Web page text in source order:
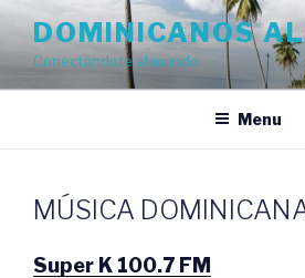
Skip
content
DOMINICANOS
Conectándote al mundo
Menu
MÚSICA
Super K 100.7 FM